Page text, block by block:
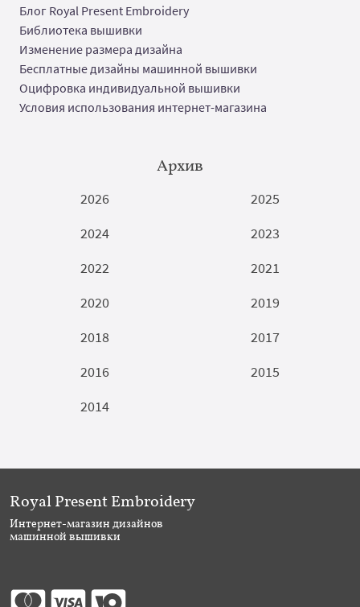
Блог Royal Present Embroidery
Библиотека вышивки
Изменение размера дизайна
Бесплатные дизайны машинной вышивки
Оцифровка индивидуальной вышивки
Условия использования интернет-магазина
Архив
2026
2025
2024
2023
2022
2021
2020
2019
2018
2017
2016
2015
2014
Royal Present Embroidery
Интернет-магазин дизайнов
машинной вышивки